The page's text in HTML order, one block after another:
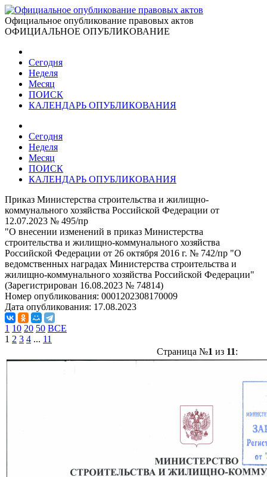
Официальное опубликование правовых актов
ОФИЦИАЛЬНОЕ ОПУБЛИКОВАНИЕ
Сегодня
Неделя
Месяц
ПОИСК
КАЛЕНДАРЬ ОПУБЛИКОВАНИЯ
Сегодня
Неделя
Месяц
ПОИСК
КАЛЕНДАРЬ ОПУБЛИКОВАНИЯ
Приказ Министерства строительства и жилищно-
коммунального хозяйства Российской Федерации от
12.07.2023 № 495/пр
"О внесении изменений в приказ Министерства
строительства и жилищно-коммунального хозяйства
Российской Федерации от 26 октября 2016 г. № 742/пр "О
ведомственных наградах Министерства строительства и
жилищно-коммунального хозяйства Российской Федерации"
(Зарегистрирован 16.08.2023 № 74814)
Номер опубликования: 0001202308170009
Дата опубликования: 17.08.2023
1 10 20 50 ВСЕ
1 2 3 4 ... 11
Страница №1 из 11: